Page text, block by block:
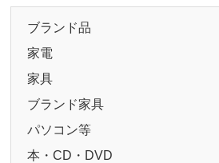
ブランド品
家電
家具
ブランド家具
パソコン等
本・CD・DVD